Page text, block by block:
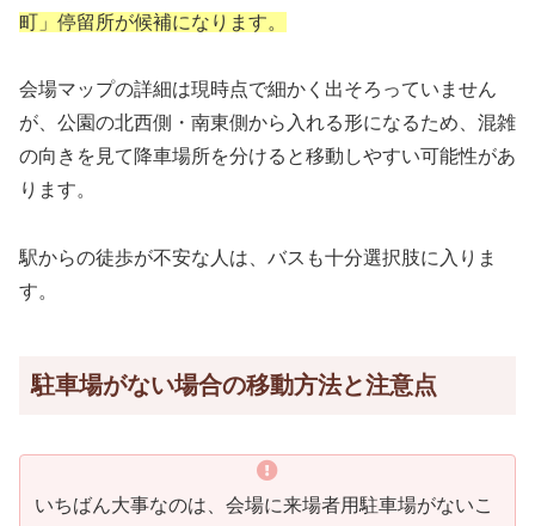
町」停留所が候補になります。
会場マップの詳細は現時点で細かく出そろっていません
が、公園の北西側・南東側から入れる形になるため、混雑
の向きを見て降車場所を分けると移動しやすい可能性があ
ります。
駅からの徒歩が不安な人は、バスも十分選択肢に入りま
す。
駐車場がない場合の移動方法と注意点
いちばん大事なのは、会場に来場者用駐車場がないこ